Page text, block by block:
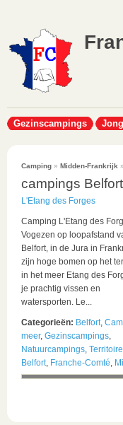
Gezinscampings
Camping » Midden-Frankrijk »
campings Belfort
L'Etang des Forges
Camping L'Etang des
Vogezen op loopafstand
Belfort, in de Jura in
zijn hoge bomen op het
in het meer Etang des
je prachtig vissen en
watersporten. Le...
Categorieën: Belfort,
meer, Gezinscampings,
Natuurcampings,
Belfort, Franche-Comté,